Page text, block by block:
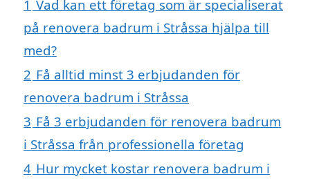
1 Vad kan ett företag som är specialiserat
på renovera badrum i Stråssa hjälpa till
med?
2 Få alltid minst 3 erbjudanden för
renovera badrum i Stråssa
3 Få 3 erbjudanden för renovera badrum
i Stråssa från professionella företag
4 Hur mycket kostar renovera badrum i